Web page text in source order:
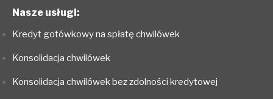
Nasze usługi:
Kredyt gotówkowy na spłatę chwilówek
Konsolidacja chwilówek
Konsolidacja chwilówek bez zdolności kredytowej